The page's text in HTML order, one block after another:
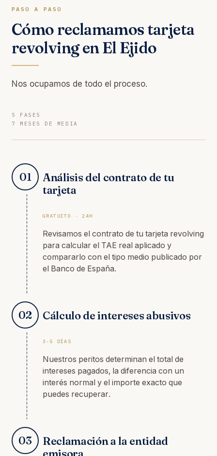
PASO A PASO
Cómo reclamamos tarjeta
revolving en El Ejido
Nos ocupamos de todo el proceso.
5 FASES
7 MESES DE MEDIA
01
Análisis del contrato de tu
tarjeta
GRATUITO · 24H
Revisamos el contrato de tu tarjeta revolving
para calcular el TAE real aplicado y
compararlo con el tipo medio publicado por
el Banco de España.
02 Cálculo de intereses abusivos
3-5 DÍAS
Nuestros peritos determinan el total de
intereses pagados, la diferencia con un
interés normal y el importe exacto que
puedes recuperar.
03
Reclamación a la entidad